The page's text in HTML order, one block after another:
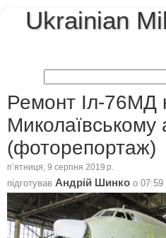
Ukrainian
Ремонт Іл-76МД
Миколаївському
(фоторепортаж)
пʼятниця, 9 серпня 2019 р.
підготував Андрій Шинко о 07:59